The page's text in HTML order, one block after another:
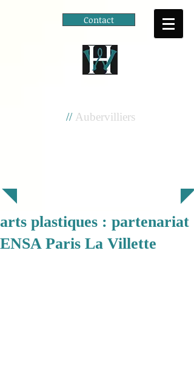
Contact
//Aubervilliers
arts plastiques : partenariat
ENSA Paris La Villette